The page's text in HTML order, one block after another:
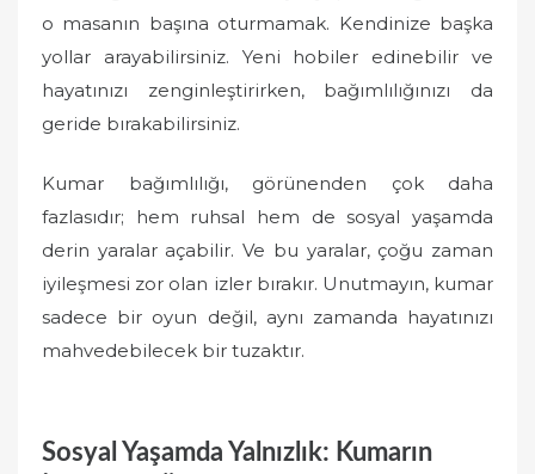
o masanın başına oturmamak. Kendinize başka
yollar arayabilirsiniz. Yeni hobiler edinebilir ve
hayatınızı zenginleştirirken, bağımlılığınızı da
geride bırakabilirsiniz.
Kumar bağımlılığı, görünenden çok daha
fazlasıdır; hem ruhsal hem de sosyal yaşamda
derin yaralar açabilir. Ve bu yaralar, çoğu zaman
iyileşmesi zor olan izler bırakır. Unutmayın, kumar
sadece bir oyun değil, aynı zamanda hayatınızı
mahvedebilecek bir tuzaktır.
Sosyal Yaşamda Yalnızlık: Kumarın